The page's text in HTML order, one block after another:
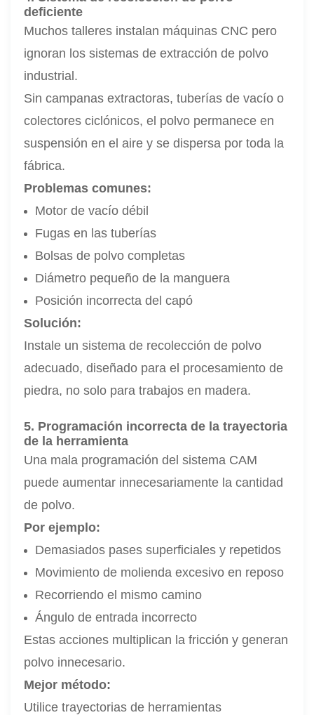
deficiente
Muchos talleres instalan máquinas CNC pero
ignoran los sistemas de extracción de polvo
industrial.
Sin campanas extractoras, tuberías de vacío o
colectores ciclónicos, el polvo permanece en
suspensión en el aire y se dispersa por toda la
fábrica.
Problemas comunes:
Motor de vacío débil
Fugas en las tuberías
Bolsas de polvo completas
Diámetro pequeño de la manguera
Posición incorrecta del capó
Solución:
Instale un sistema de recolección de polvo
adecuado, diseñado para el procesamiento de
piedra, no solo para trabajos en madera.
5. Programación incorrecta de la trayectoria
de la herramienta
Una mala programación del sistema CAM
puede aumentar innecesariamente la cantidad
de polvo.
Por ejemplo:
Demasiados pases superficiales y repetidos
Movimiento de molienda excesivo en reposo
Recorriendo el mismo camino
Ángulo de entrada incorrecto
Estas acciones multiplican la fricción y generan
polvo innecesario.
Mejor método:
Utilice trayectorias de herramientas